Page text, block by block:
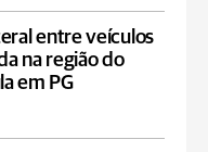
entre veículos
na região do
em PG